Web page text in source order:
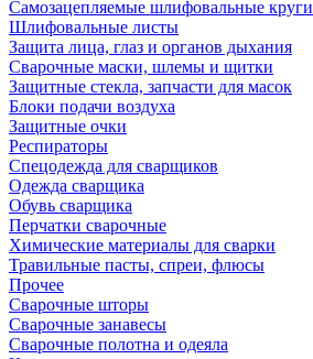
Самозацепляемые шлифовальные круги
Шлифовальные листы
Защита лица, глаз и органов дыхания
Сварочные маски, шлемы и щитки
Защитные стекла, запчасти для масок
Блоки подачи воздуха
Защитные очки
Респираторы
Спецодежда для сварщиков
Одежда сварщика
Обувь сварщика
Перчатки сварочные
Химические материалы для сварки
Травильные пасты, спреи, флюсы
Прочее
Сварочные шторы
Сварочные занавесы
Сварочные полотна и одеяла